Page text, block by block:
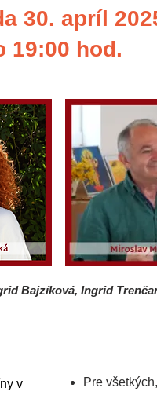
30. apríl
19:00 hod.
Bajzíková, Ingrid
v
Pre